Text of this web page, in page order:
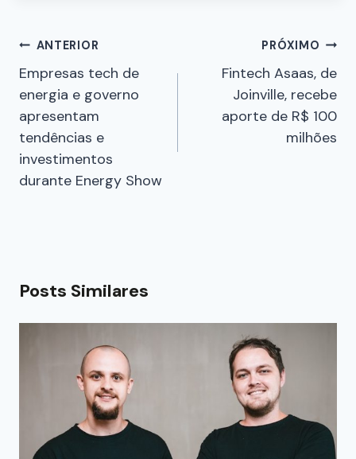
ANTERIOR
Empresas tech de
energia e governo
apresentam
tendências e
investimentos
durante Energy Show
PRÓXIMO
Fintech Asaas, de
Joinville, recebe
aporte de R$ 100
milhões
Posts Similares